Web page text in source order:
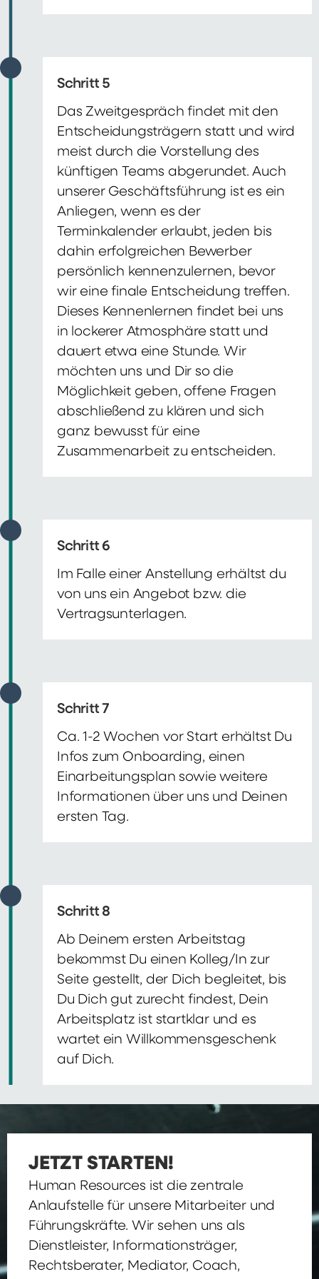
Schritt 5
Das Zweitgespräch findet mit den
Entscheidungsträgern statt und wird
meist durch die Vorstellung des
künftigen Teams abgerundet. Auch
unserer Geschäftsführung ist es ein
Anliegen, wenn es der
Terminkalender erlaubt, jeden bis
dahin erfolgreichen Bewerber
persönlich kennenzulernen, bevor
wir eine finale Entscheidung treffen.
Dieses Kennenlernen findet bei uns
in lockerer Atmosphäre statt und
dauert etwa eine Stunde. Wir
möchten uns und Dir so die
Möglichkeit geben, offene Fragen
abschließend zu klären und sich
ganz bewusst für eine
Zusammenarbeit zu entscheiden.
Schritt 6
Im Falle einer Anstellung erhältst du
von uns ein Angebot bzw. die
Vertragsunterlagen.
Schritt 7
Ca. 1-2 Wochen vor Start erhältst Du
Infos zum Onboarding, einen
Einarbeitungsplan sowie weitere
Informationen über uns und Deinen
ersten Tag.
Schritt 8
Ab Deinem ersten Arbeitstag
bekommst Du einen Kolleg/In zur
Seite gestellt, der Dich begleitet, bis
Du Dich gut zurecht findest, Dein
Arbeitsplatz ist startklar und es
wartet ein Willkommensgeschenk
auf Dich.
JETZT STARTEN!
Human Resources ist die zentrale
Anlaufstelle für unsere Mitarbeiter und
Führungskräfte. Wir sehen uns als
Dienstleister, Informationsträger,
Rechtsberater, Mediator, Coach,